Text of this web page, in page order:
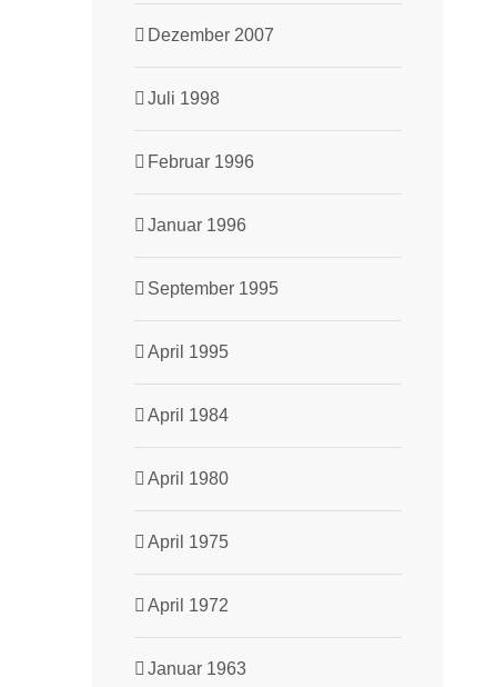
Dezember 2007
Juli 1998
Februar 1996
Januar 1996
September 1995
April 1995
April 1984
April 1980
April 1975
April 1972
Januar 1963